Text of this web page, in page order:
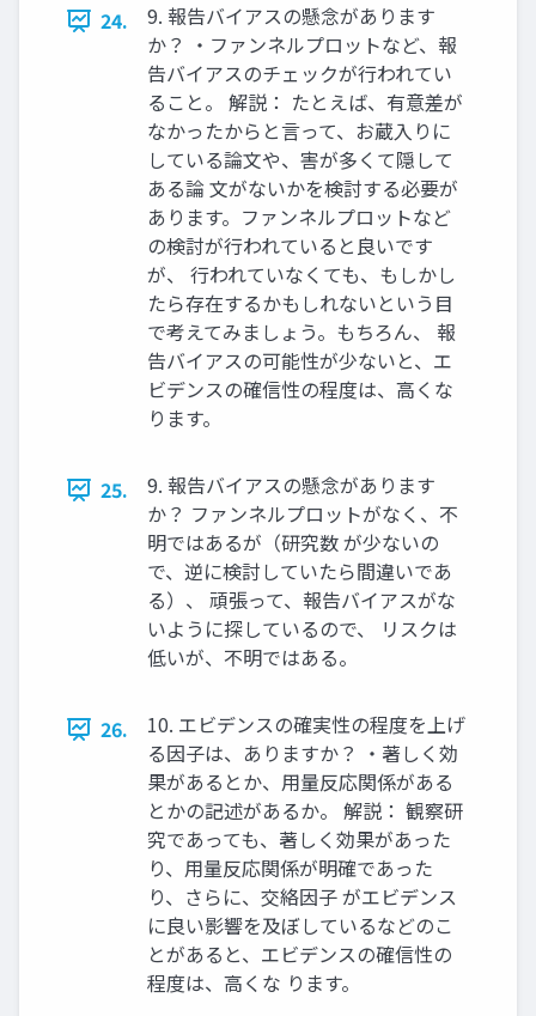
24.
9. 報告バイアスの懸念があります
か？ ・ファンネルプロットなど、報
告バイアスのチェックが行われてい
ること。 解説： たとえば、有意差が
なかったからと言って、お蔵入りに
している論文や、害が多くて隠して
ある論 文がないかを検討する必要が
あります。ファンネルプロットなど
の検討が行われていると良いです
が、 行われていなくても、もしかし
たら存在するかもしれないという目
で考えてみましょう。もちろん、 報
告バイアスの可能性が少ないと、エ
ビデンスの確信性の程度は、高くな
ります。
25.
9. 報告バイアスの懸念があります
か？ ファンネルプロットがなく、不
明ではあるが（研究数 が少ないの
で、逆に検討していたら間違いであ
る）、 頑張って、報告バイアスがな
いように探しているので、 リスクは
低いが、不明ではある。
26.
10. エビデンスの確実性の程度を上げ
る因子は、ありますか？ ・著しく効
果があるとか、用量反応関係がある
とかの記述があるか。 解説： 観察研
究であっても、著しく効果があった
り、用量反応関係が明確であった
り、さらに、交絡因子 がエビデンス
に良い影響を及ぼしているなどのこ
とがあると、エビデンスの確信性の
程度は、高くな ります。